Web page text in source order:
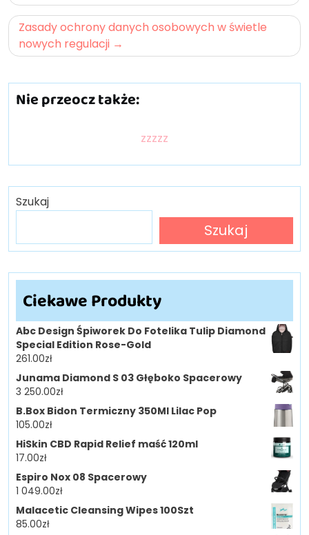
Zasady ochrony danych osobowych w świetle
nowych regulacji
Nie przeocz także:
zzzzz
Szukaj
Szukaj
Ciekawe Produkty
Abc Design Śpiworek Do Fotelika Tulip Diamond
Special Edition Rose-Gold
261.00zł
Junama Diamond S 03 Głęboko Spacerowy
3 250.00zł
B.Box Bidon Termiczny 350Ml Lilac Pop
105.00zł
HiSkin CBD Rapid Relief maść 120ml
17.00zł
Espiro Nox 08 Spacerowy
1 049.00zł
Malacetic Cleansing Wipes 100Szt
85.00zł